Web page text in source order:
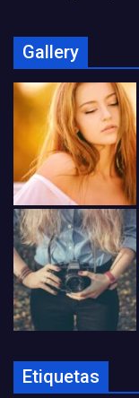
Gallery
Etiquetas